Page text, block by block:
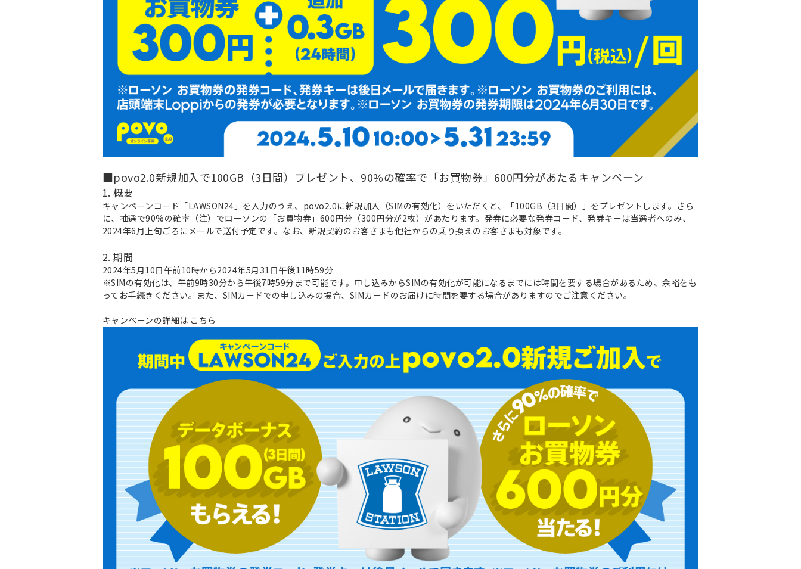
■povo2.0新規加入で100GB（3日間）プレゼント、90%の確率で「お買物券」600円分があたるキャンペーン
1. 概要
キャンペーンコード「LAWSON24」を入力のうえ、povo2.0に新規加入（SIMの有効化）をいただくと、「100GB（3日間）」をプレゼントします。さら
に、抽選で90%の確率（注）でローソンの「お買物券」600円分（300円分が2枚）があたります。発券に必要な発券コード、発券キーは当選者へのみ、
2024年6月上旬ごろにメールで送付予定です。なお、新規契約のお客さまも他社からの乗り換えのお客さまも対象です。
2. 期間
2024年5月10日午前10時から2024年5月31日午後11時59分
※SIMの有効化は、午前9時30分から午後7時59分まで可能です。申し込みからSIMの有効化が可能になるまでには時間を要する場合があるため、余裕をも
ってお手続きください。また、SIMカードでの申し込みの場合、SIMカードのお届けに時間を要する場合がありますのでご注意ください。
キャンペーンの詳細は こちら